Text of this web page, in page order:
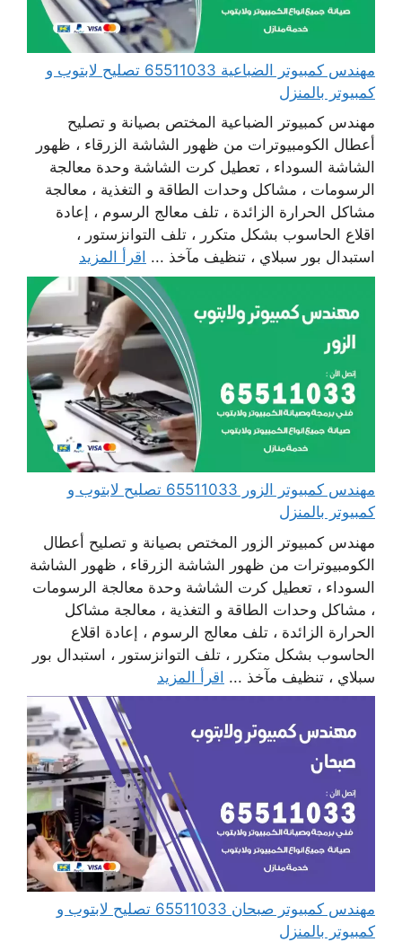
مهندس كمبيوتر الضباعية 65511033 تصليح لابتوب و
كمبيوتر بالمنزل
مهندس كمبيوتر الضباعية المختص بصيانة و تصليح
أعطال الكومبيوترات من ظهور الشاشة الزرقاء ، ظهور
الشاشة السوداء ، تعطيل كرت الشاشة وحدة معالجة
الرسومات ، مشاكل وحدات الطاقة و التغذية ، معالجة
مشاكل الحرارة الزائدة ، تلف معالج الرسوم ، إعادة
اقلاع الحاسوب بشكل متكرر ، تلف التوانزستور ،
استبدال بور سبلاي ، تنظيف مآخذ ... اقرأ المزيد
مهندس كمبيوتر الزور 65511033 تصليح لابتوب و
كمبيوتر بالمنزل
مهندس كمبيوتر الزور المختص بصيانة و تصليح أعطال
الكومبيوترات من ظهور الشاشة الزرقاء ، ظهور الشاشة
السوداء ، تعطيل كرت الشاشة وحدة معالجة الرسومات
، مشاكل وحدات الطاقة و التغذية ، معالجة مشاكل
الحرارة الزائدة ، تلف معالج الرسوم ، إعادة اقلاع
الحاسوب بشكل متكرر ، تلف التوانزستور ، استبدال بور
سبلاي ، تنظيف مآخذ ... اقرأ المزيد
مهندس كمبيوتر صبحان 65511033 تصليح لابتوب و
كمبيوتر بالمنزل